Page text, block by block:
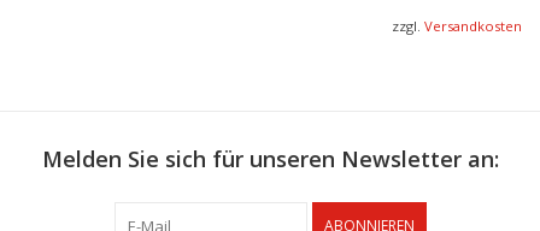
zzgl. Versandkosten
Melden Sie sich für unseren Newsletter an:
ABONNIEREN